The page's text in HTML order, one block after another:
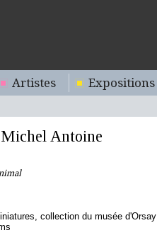
Artistes Expositions
Antoine
collection du musée d'Orsay